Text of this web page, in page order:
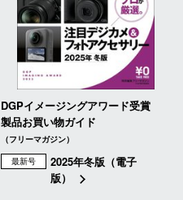
DGPイメージングアワード受賞
製品お買い物ガイド
（フリーマガジン）
最新号
2025年冬版（電子
版）